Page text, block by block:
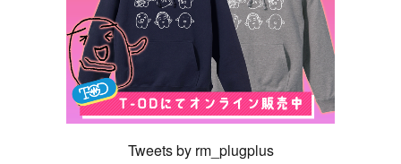
Tweets by rm_plugplus